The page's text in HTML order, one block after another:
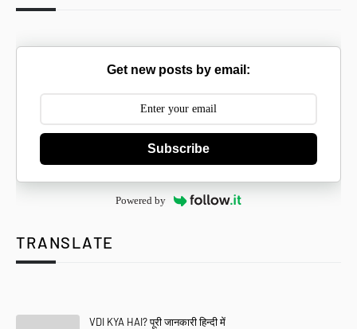
Get new posts by email:
Subscribe
Powered by
TRANSLATE
VDI KYA HAI? पूरी जानकारी हिन्दी में